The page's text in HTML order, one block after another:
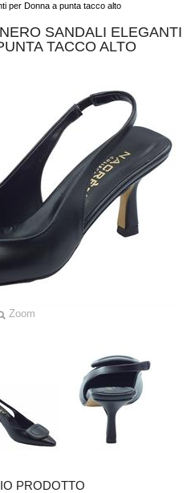
per Donna a punta tacco alto
SANDALI ELEGANTI
TACCO ALTO
Zoom
PRODOTTO